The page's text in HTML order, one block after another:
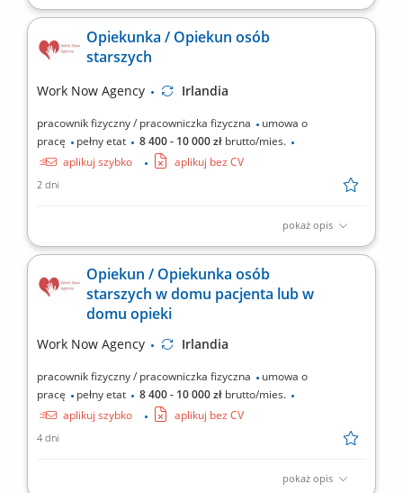
Miejsce pracy: Irlandia lub Wielka Brytania Zakres obowiązków:
niepełnosprawnościami w ich codziennym funkcjonowaniu.
Pomoc przy ubieraniu, higienie osobistej oraz spożywaniu
wykonywanie...
Opiekunka / Opiekun osób
starszych
Work Now Agency Irlandia
pracownik fizyczny / pracowniczka fizyczna
umowa o
pracę
pełny etat 8 400 - 10 000 zł brutto/mies.
aplikuj szybko
aplikuj bez CV
2 dni
pokaż opis
Miejsce pracy: Irlandia lub Wielka Brytania Zakres obowiązków:
osobami z niepełnosprawnościami w ich miejscu zamieszkania.
Pomoc w wykonywaniu codziennych czynności, takich jak
ubieranie, higiena osobista i spożywanie posiłków....
Opiekun / Opiekunka osób
starszych w domu pacjenta lub w
domu opieki
Work Now Agency Irlandia
pracownik fizyczny / pracowniczka fizyczna
umowa o
pracę
pełny etat 8 400 - 10 000 zł brutto/mies.
aplikuj szybko
aplikuj bez CV
4 dni
pokaż opis